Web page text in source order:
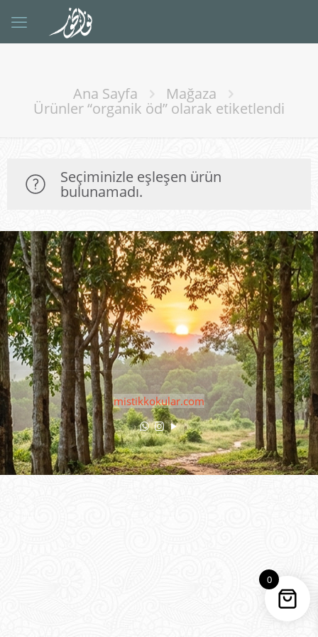
Ana Sayfa Mağaza
Ürünler “organik öd” olarak etiketlendi
Seçiminizle eşleşen ürün
bulunamadı.
mistikkokular.com
0